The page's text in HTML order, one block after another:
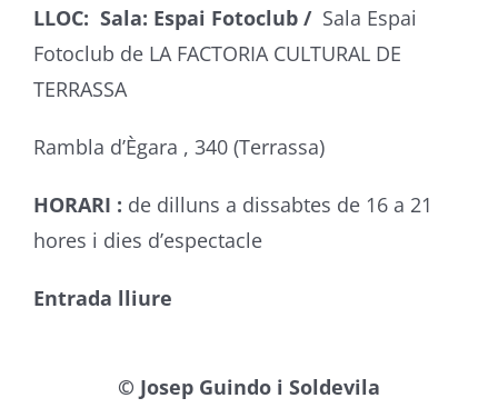
LLOC: Sala: Espai Fotoclub / Sala Espai
Fotoclub de LA FACTORIA CULTURAL DE
TERRASSA
Rambla d’Ègara , 340 (Terrassa)
HORARI : de dilluns a dissabtes de 16 a 21
hores i dies d’espectacle
Entrada lliure
© Josep Guindo i Soldevila